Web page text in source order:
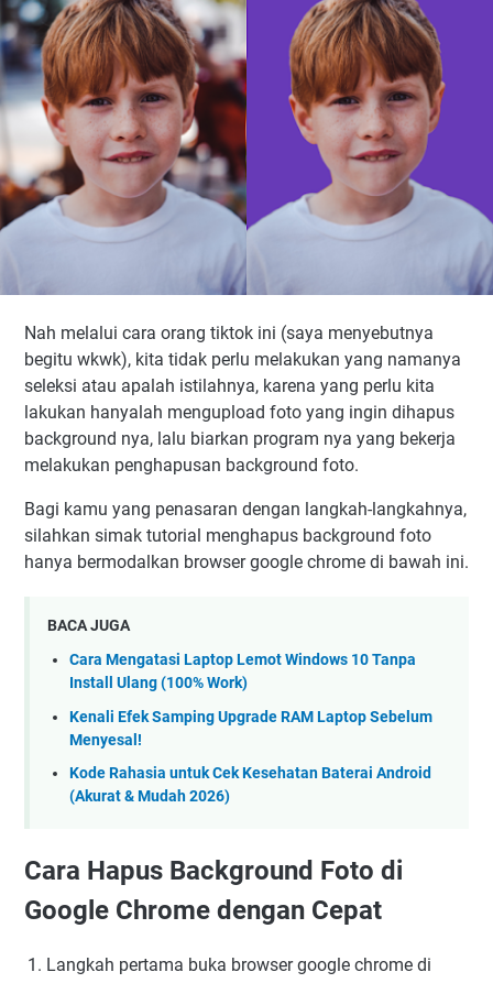
Nah melalui cara orang tiktok ini (saya menyebutnya
begitu wkwk), kita tidak perlu melakukan yang namanya
seleksi atau apalah istilahnya, karena yang perlu kita
lakukan hanyalah mengupload foto yang ingin dihapus
background nya, lalu biarkan program nya yang bekerja
melakukan penghapusan background foto.
Bagi kamu yang penasaran dengan langkah-langkahnya,
silahkan simak tutorial menghapus background foto
hanya bermodalkan browser google chrome di bawah ini.
BACA JUGA
Cara Mengatasi Laptop Lemot Windows 10 Tanpa
Install Ulang (100% Work)
Kenali Efek Samping Upgrade RAM Laptop Sebelum
Menyesal!
Kode Rahasia untuk Cek Kesehatan Baterai Android
(Akurat & Mudah 2026)
Cara Hapus Background Foto di
Google Chrome dengan Cepat
Langkah pertama buka browser google chrome di